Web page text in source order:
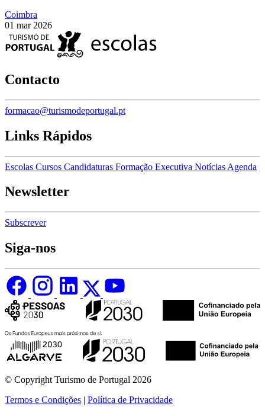
Coimbra
01 mar 2026
Contacto
formacao@turismodeportugal.pt
Links Rápidos
Escolas Cursos Candidaturas Formação Executiva Notícias Agenda
Newsletter
Subscrever
Siga-nos
© Copyright Turismo de Portugal 2026
Termos e Condições | Política de Privacidade